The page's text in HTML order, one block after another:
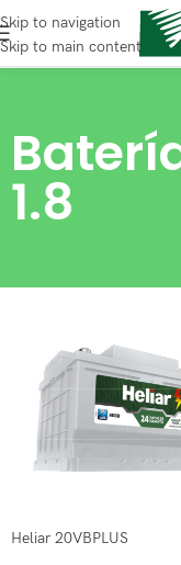
Skip to navigation
Skip to main content
1.8
Heliar 20VBPLUS